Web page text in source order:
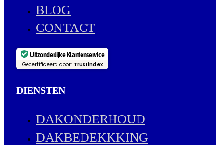
BLOG
CONTACT
Uitzonderlijke Klantenservice
Gecertificeerd door: Trustindex
DIENSTEN
DAKONDERHOUD
DAKBEDEKKKING